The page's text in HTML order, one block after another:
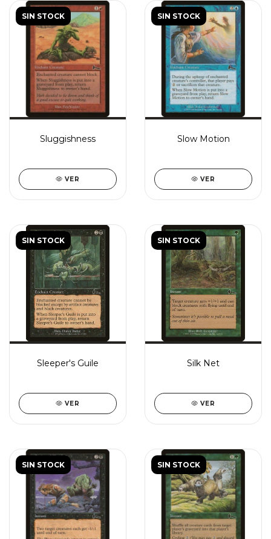
SIN STOCK
Sluggishness
VER
SIN STOCK
Slow Motion
VER
SIN STOCK
Sleeper's Guile
VER
SIN STOCK
Silk Net
VER
SIN STOCK SIN STOCK